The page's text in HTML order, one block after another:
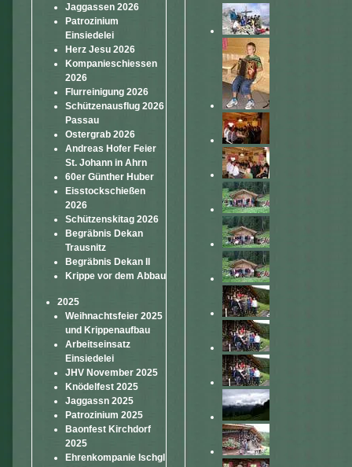
Jaggassen 2026
Patrozinium
Einsiedelei
Herz Jesu 2026
Kompanieschiessen
2026
Flurreinigung 2026
Schützenausflug 2026
Passau
Ostergrab 2026
Andreas Hofer Feier
St. Johann in Ahrn
60er Günther Huber
Eisstockschießen
2026
Schützenskitag 2026
Begräbnis Dekan
Trausnitz
Begräbnis Dekan II
Krippe vor dem Abbau
2025
Weihnachtsfeier 2025
und Krippenaufbau
Arbeitseinsatz
Einsiedelei
JHV November 2025
Knödelfest 2025
Jaggassn 2025
Patrozinium 2025
Baonfest Kirchdorf
2025
Ehrenkompanie Ischgl